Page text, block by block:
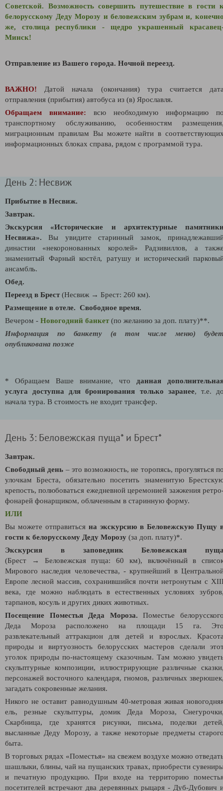
Советской. Возможность совершить путешествие в гости
белорусскому Деду Морозу и беловежским зубрам и,
же, столица республики - щедро украшенный
Минск!
Отправление из Вашего города. Ночной переезд.
ВАЖНО! Датой начала (окончания) тура считается
отправления (прибытия) автобуса из (в) Ярославля.
Обращаем внимание: всю необходимую информацию
транспортному обслуживанию, особенностям
миграционным правилам Вы можете найти в
информационных блоках справа, рядом с программой тура.
День 2: Несвиж
Прибытие в Несвиж.
Завтрак.
Экскурсия «Исторические и архитектурные
Несвижа». Вы увидите старинный замок,
династии «некоронованных королей» Радзивиллов, а
знаменитый Фарный костёл, ратушу и исторический
ансамбль.
Обед.
Переезд в Брест(Несвиж → Брест: 260 км).
Размещение в отеле. Свободное время.
Вечером - Новогодний банкет (по желанию за доп. плату)**.
Информация по банкету (в том числе меню)
опубликована позже
* Обращаем Ваше внимание, что данная
услуга доступна для бронирования только заранее, т.е.
начала тура. В стоимость не входит трансфер.
День 3: Беловежская пуща* и Брест*
Завтрак.
Свободный день – это возможность, не торопясь, прогуляться
улочкам Бреста, обязательно посетить знаменитую
крепость, полюбоваться ежедневной церемонией зажжения
фонарей фонарщиком, облаченным в старинную форму.
ИЛИ
Вы можете отправиться на экскурсию в Беловежскую Пущу
гости к белорусскому Деду Морозу (за доп. плату)*.
Экскурсия в заповедник Беловежская
(Брест →
Беловежская пуща: 60 км), включённый в
Мирового наследия человечества, - крупнейший в
Европе лесной массив, сохранившийся почти нетронутым с
века, где можно наблюдать в естественных условиях
тарпанов, косуль и других диких животных.
Посещение Поместья Деда Мороза. Поместье
Деда Мороза расположено на площади 15 га.
развлекательный аттракцион для детей и взрослых.
природы и виртуозность белорусских мастеров сделали
уголок природы по-настоящему сказочным. Там можно
скульптурные композиции, иллюстрирующие различные
персонажей восточного календаря, гномов, различных
загадать сокровенные желания.
Никого не оставит равнодушным 40-метровая живая
ель, резные скульптуры, домик Деда Мороза,
Скарбница, где хранятся рисунки, письма, поделки
высланные Деду Морозу, а также некоторые предметы
быта.
В торговых рядах «Поместья» на свежем воздухе можно
шашлыки, блины, чай на пущанских травах, приобрести
и печатную продукцию. При входе на территорию
посетителей встречают два деревянных рыцаря - Дуб-Дубович